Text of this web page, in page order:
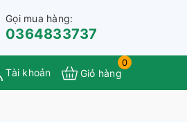
Gọi mua hàng:
0364833737
Tài khoản
0
Giỏ hàng